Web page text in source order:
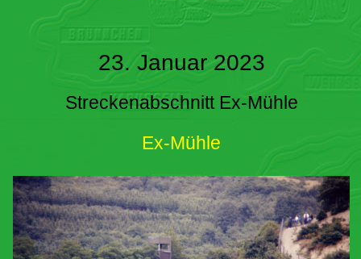
23. Januar 2023
Streckenabschnitt Ex-Mühle
Ex-Mühle